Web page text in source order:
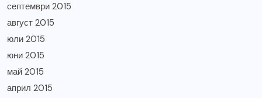
септември 2015
август 2015
юли 2015
юни 2015
май 2015
април 2015